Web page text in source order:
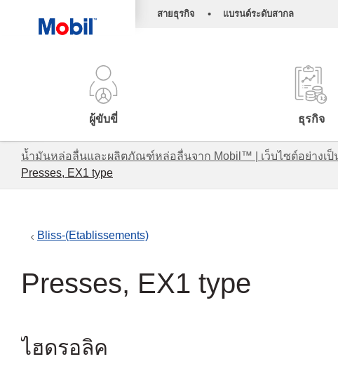
สายธุรกิจ • แบรนด์ระดับสากล
ผู้ขับขี่ ธุรกิจ
น้ำมันหล่อลื่นและผลิตภัณฑ์หล่อลื่นจาก Mobil™ | เว็บไซต์อย่างเป็
Presses, EX1 type
Bliss-(Etablissements)
Presses, EX1 type
ไฮดรอลิค